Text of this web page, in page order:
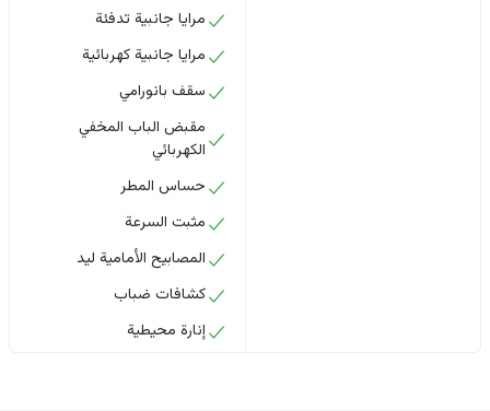
مرايا جانبية تدفئة
مرايا جانبية كهربائية
سقف بانورامي
مقبض الباب المخفي
الكهربائي
حساس المطر
مثبت السرعة
المصابيح الأمامية ليد
كشافات ضباب
إنارة محيطية